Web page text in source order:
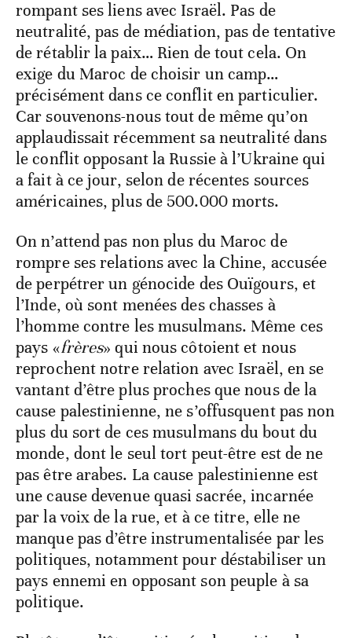
rompant ses liens avec Israël. Pas de
neutralité, pas de médiation, pas de tentative
de rétablir la paix… Rien de tout cela. On
exige du Maroc de choisir un camp…
précisément dans ce conflit en particulier.
Car souvenons-nous tout de même qu’on
applaudissait récemment sa neutralité dans
le conflit opposant la Russie à l’Ukraine qui
a fait à ce jour, selon de récentes sources
américaines, plus de 500.000 morts.
On n’attend pas non plus du Maroc de
rompre ses relations avec la Chine, accusée
de perpétrer un génocide des Ouïgours, et
l’Inde, où sont menées des chasses à
l’homme contre les musulmans. Même ces
pays «frères» qui nous côtoient et nous
reprochent notre relation avec Israël, en se
vantant d’être plus proches que nous de la
cause palestinienne, ne s’offusquent pas non
plus du sort de ces musulmans du bout du
monde, dont le seul tort peut-être est de ne
pas être arabes. La cause palestinienne est
une cause devenue quasi sacrée, incarnée
par la voix de la rue, et à ce titre, elle ne
manque pas d’être instrumentalisée par les
politiques, notamment pour déstabiliser un
pays ennemi en opposant son peuple à sa
politique.